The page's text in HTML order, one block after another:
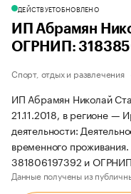
ДЕЙСТВУЕТОБНОВЛЕНО
ИП Абрамян
ОГРНИП:
Спорт, отдых и развлечения
ИП Абрамян Николай
21.11.2018, в регионе —
деятельности:
временного
381806197392 и
Данные получены из